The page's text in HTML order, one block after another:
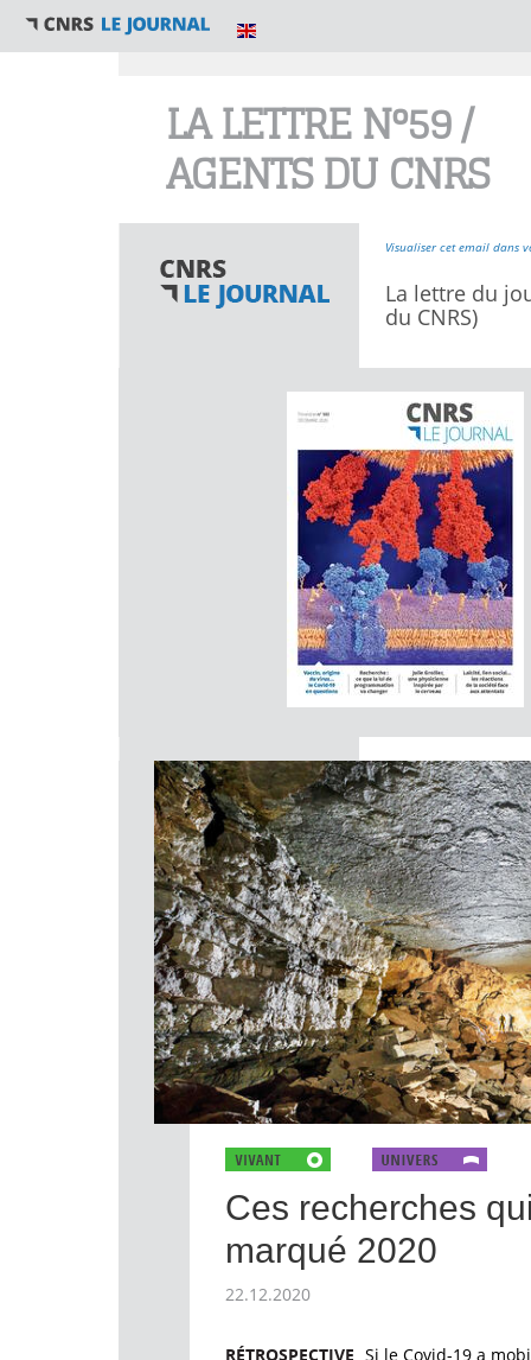
LA LETTRE N°59 /
AGENTS DU CNRS
Visualiser cet email dans
La lettre du
du CNRS)
Ces recherches
marqué 2020
22.12.2020
RÉTROSPECTIVE Si le Covid-19 a